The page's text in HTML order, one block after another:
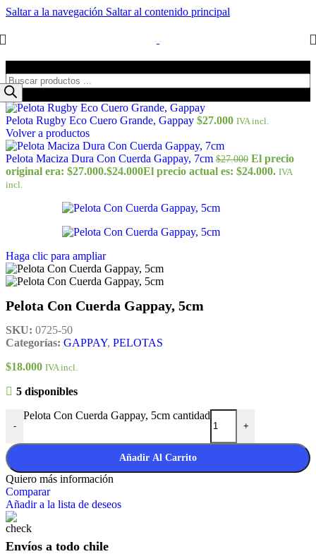
Saltar a la navegación Saltar al contenido principal
Pelota Rugby Eco Cuero Grande, Gappay $27.000 IVA incl.
Volver a productos
Pelota Maciza Dura Con Cuerda Gappay, 7cm $27.000 El precio
original era: $27.000.$24.000El precio actual es: $24.000. IVA
incl.
Haga clic para ampliar
Pelota Con Cuerda Gappay, 5cm
SKU: 0725-50
Categorías: GAPPAY, PELOTAS
$18.000 IVA incl.
5 disponibles
-
Pelota Con Cuerda Gappay, 5cm cantidad
+
Añadir Al Carrito
Quiero más información
Comparar
Añadir a la lista de deseos
Envíos a todo chile